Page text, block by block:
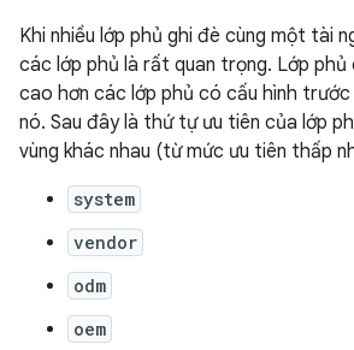
Khi nhiều lớp phủ ghi đè cùng một tài
các lớp phủ là rất quan trọng. Lớp
cao hơn các lớp phủ có cấu hình trước
nó. Sau đây là thứ tự ưu tiên của lớp
vùng khác nhau (từ mức ưu tiên thấp
system
vendor
odm
oem